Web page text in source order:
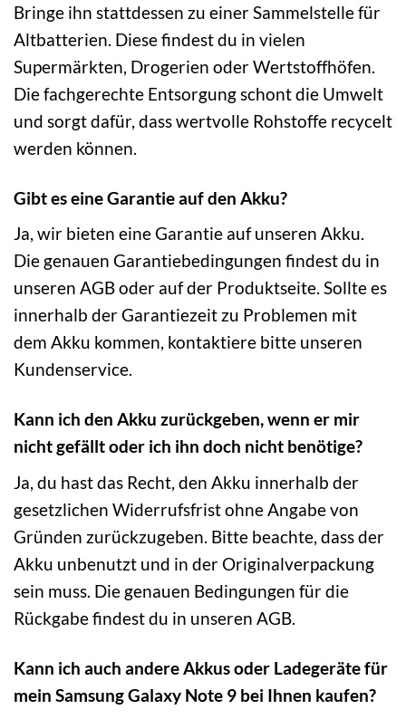
Bringe ihn stattdessen zu einer Sammelstelle für
Altbatterien. Diese findest du in vielen
Supermärkten, Drogerien oder Wertstoffhöfen.
Die fachgerechte Entsorgung schont die Umwelt
und sorgt dafür, dass wertvolle Rohstoffe recycelt
werden können.
Gibt es eine Garantie auf den Akku?
Ja, wir bieten eine Garantie auf unseren Akku.
Die genauen Garantiebedingungen findest du in
unseren AGB oder auf der Produktseite. Sollte es
innerhalb der Garantiezeit zu Problemen mit
dem Akku kommen, kontaktiere bitte unseren
Kundenservice.
Kann ich den Akku zurückgeben, wenn er mir
nicht gefällt oder ich ihn doch nicht benötige?
Ja, du hast das Recht, den Akku innerhalb der
gesetzlichen Widerrufsfrist ohne Angabe von
Gründen zurückzugeben. Bitte beachte, dass der
Akku unbenutzt und in der Originalverpackung
sein muss. Die genauen Bedingungen für die
Rückgabe findest du in unseren AGB.
Kann ich auch andere Akkus oder Ladegeräte für
mein Samsung Galaxy Note 9 bei Ihnen kaufen?